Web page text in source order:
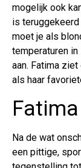
mogelijk ook
is
moet je als
temperaturen
aan. Fatima
als haar
Na de wat
een pittige,